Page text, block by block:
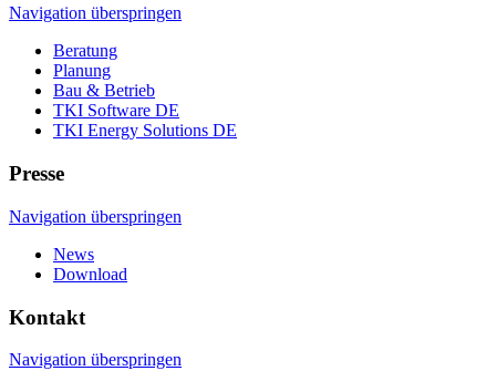
Navigation überspringen
Beratung
Planung
Bau & Betrieb
TKI Software DE
TKI Energy Solutions DE
Presse
Navigation überspringen
News
Download
Kontakt
Navigation überspringen